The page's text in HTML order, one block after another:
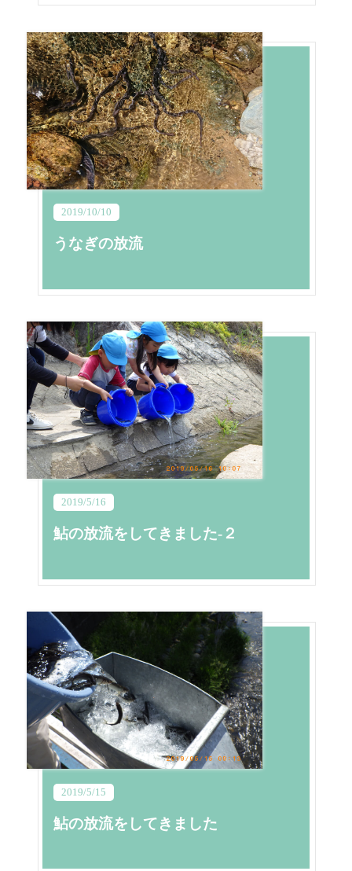
2019/10/10
うなぎの放流
2019/5/16
鮎の放流をしてきました-２
2019/5/15
鮎の放流をしてきました